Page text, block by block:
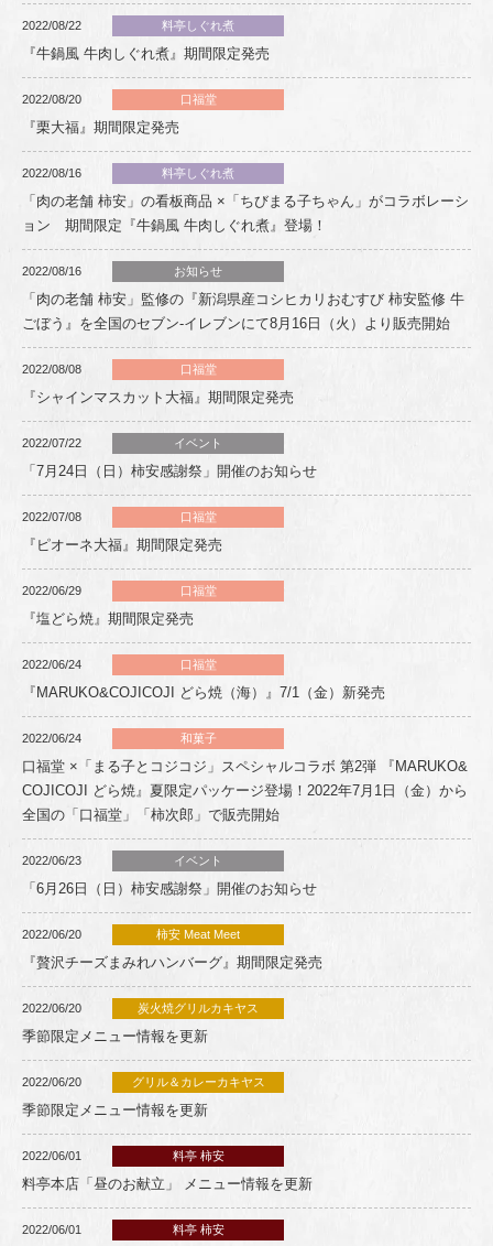
2022/08/22 料亭しぐれ煮
『牛鍋風 牛肉しぐれ煮』期間限定発売
2022/08/20 口福堂
『栗大福』期間限定発売
2022/08/16 料亭しぐれ煮
「肉の老舗 柿安」の看板商品 ×「ちびまる子ちゃん」がコラボレーシ
ョン 期間限定『牛鍋風 牛肉しぐれ煮』登場！
2022/08/16 お知らせ
「肉の老舗 柿安」監修の『新潟県産コシヒカリおむすび 柿安監修 牛
ごぼう』を全国のセブン-イレブンにて8月16日（火）より販売開始
2022/08/08 口福堂
『シャインマスカット大福』期間限定発売
2022/07/22 イベント
「7月24日（日）柿安感謝祭」開催のお知らせ
2022/07/08 口福堂
『ピオーネ大福』期間限定発売
2022/06/29 口福堂
『塩どら焼』期間限定発売
2022/06/24 口福堂
『MARUKO&COJICOJI どら焼（海）』7/1（金）新発売
2022/06/24 和菓子
口福堂 ×「まる子とコジコジ」スペシャルコラボ 第2弾 『MARUKO&
COJICOJI どら焼』夏限定パッケージ登場！2022年7月1日（金）から
全国の「口福堂」「柿次郎」で販売開始
2022/06/23 イベント
「6月26日（日）柿安感謝祭」開催のお知らせ
2022/06/20 柿安 Meat Meet
『贅沢チーズまみれハンバーグ』期間限定発売
2022/06/20 炭火焼グリルカキヤス
季節限定メニュー情報を更新
2022/06/20 グリル＆カレーカキヤス
季節限定メニュー情報を更新
2022/06/01 料亭 柿安
料亭本店「昼のお献立」 メニュー情報を更新
2022/06/01 料亭 柿安